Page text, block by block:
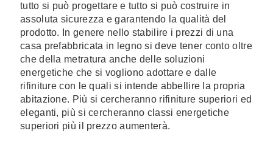
tutto si può progettare e tutto si può costruire in
assoluta sicurezza e garantendo la qualità del
prodotto. In genere nello stabilire i prezzi di una
casa prefabbricata in legno si deve tener conto oltre
che della metratura anche delle soluzioni
energetiche che si vogliono adottare e dalle
rifiniture con le quali si intende abbellire la propria
abitazione. Più si cercheranno rifiniture superiori ed
eleganti, più si cercheranno classi energetiche
superiori più il prezzo aumenterà.